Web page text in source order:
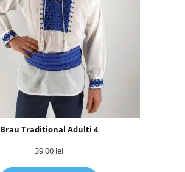
Brau Traditional Adulti 4
39,00 lei